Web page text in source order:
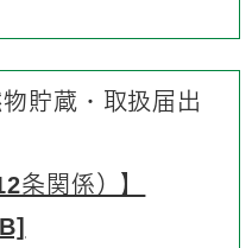
貯蔵・取扱届出
条関係）】